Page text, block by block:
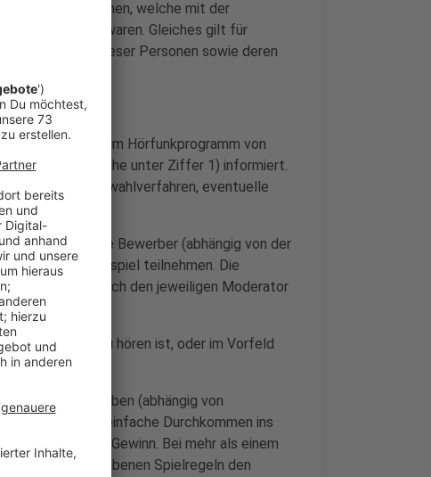
und alle Personen, welche mit der
sind oder waren. Gleiches gilt für
Grades dieser Personen sowie deren
Gewinn
der Teilnehmer im Hörfunkprogramm von
(siehe unter Ziffer 1) informiert.
und Auswahlverfahren, eventuelle
oder mehrere Bewerber (abhängig von der
an dem Gewinnspiel teilnehmen. Die
im Vorfeld durch den jeweiligen Moderator
On-Air zu hören ist, oder im Vorfeld
Aufgaben (abhängig von
oder das einfache Durchkommen ins
den Gewinn. Bei mehr als einem
bekannt gegebenen Spielregeln den